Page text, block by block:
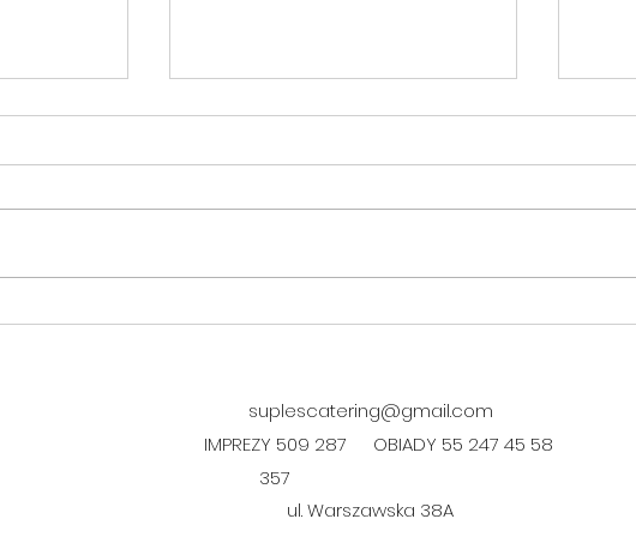
suplescatering@gmail.com
IMPREZY 509 287
357
OBIADY 55 247 45 58
ul. Warszawska 38A